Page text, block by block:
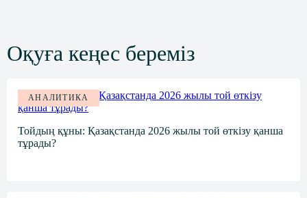
b
o
k
k
a
s
t
r
Оқуға кеңес береміз
АНАЛИТИКА
Тойдың құны: Қазақстанда 2026 жылы той өткізу қанша
тұрады?